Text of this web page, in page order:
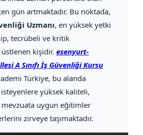
gün artmaktadır. Bu noktada,
Uzmanı, en yüksek yetki
tecrübeli ve kritik
kişidir. esenyurt-
A Sınıfı İş Güvenliği Kursu
Türkiye, bu alanda
yüksek kaliteli,
mevzuata uygun eğitimler
zirveye taşımaktadır.